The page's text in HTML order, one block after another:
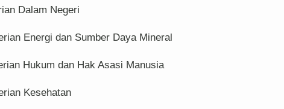
Dalam Negeri
Energi dan Sumber Daya Mineral
Hukum dan Hak Asasi Manusia
Kesehatan